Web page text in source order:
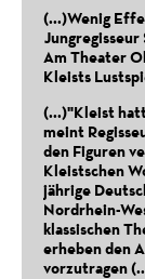
(...)Wenig
Am Theater
Kleists
(...)"Kleist
meint
den Figuren
Kleistschen
jährige
Nordrhein-
klassischen
erheben den
vorzutragen